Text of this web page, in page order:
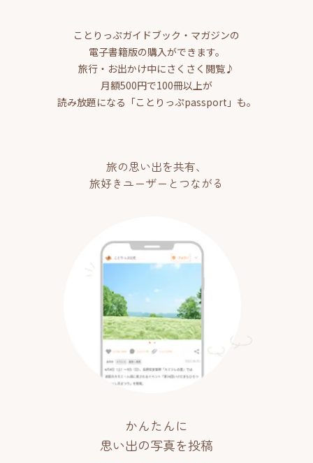
ことりっぷガイドブック・マガジンの
電子書籍版の購入ができます。
旅行・お出かけ中にさくさく閲覧♪
月額500円で100冊以上が
読み放題になる「ことりっぷpassport」も。
旅の思い出を共有、
旅好きユーザーとつながる
かんたんに
思い出の写真を投稿